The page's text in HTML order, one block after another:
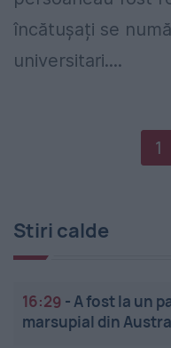
încătușați se
universitari....
1
Stiri calde
16:29 -A fost la un
marsupial din